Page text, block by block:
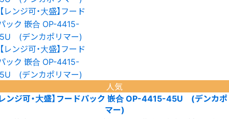
人気
ンジ可・大盛】フードパック 嵌合 OP-4415-45U (デンカ
マー)